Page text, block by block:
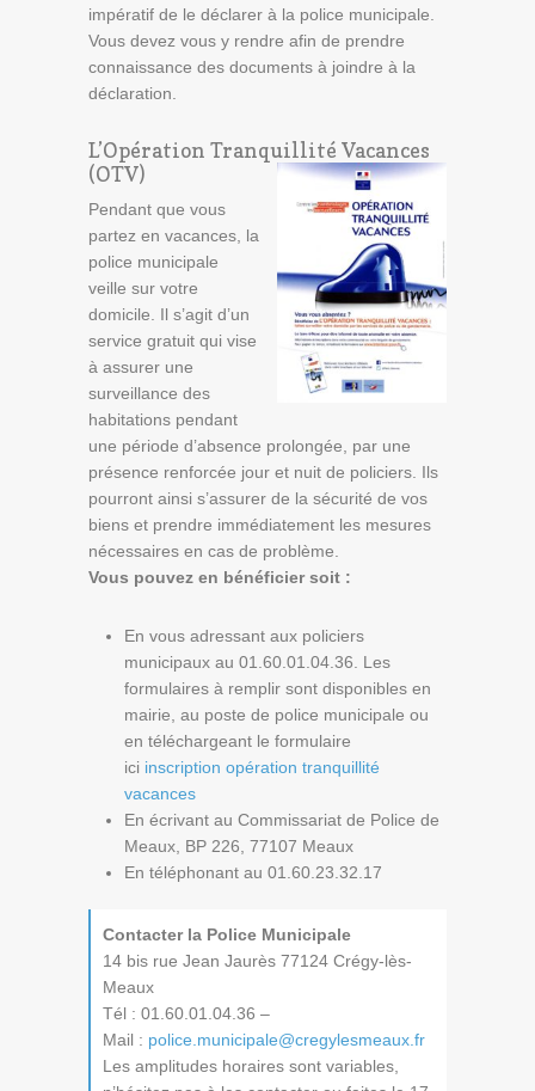
impératif de le déclarer à la police municipale.
Vous devez vous y rendre afin de prendre
connaissance des documents à joindre à la
déclaration.
L’Opération Tranquillité Vacances
(OTV)
Pendant que vous
partez en vacances, la
police municipale
veille sur votre
domicile. Il s’agit d’un
service gratuit qui vise
à assurer une
surveillance des
habitations pendant
une période d’absence prolongée, par une
présence renforcée jour et nuit de policiers. Ils
pourront ainsi s’assurer de la sécurité de vos
biens et prendre immédiatement les mesures
nécessaires en cas de problème.
Vous pouvez en bénéficier soit :
En vous adressant aux policiers
municipaux au 01.60.01.04.36. Les
formulaires à remplir sont disponibles en
mairie, au poste de police municipale ou
en téléchargeant le formulaire
ici inscription opération tranquillité
vacances
En écrivant au Commissariat de Police de
Meaux, BP 226, 77107 Meaux
En téléphonant au 01.60.23.32.17
Contacter la Police Municipale
14 bis rue Jean Jaurès 77124 Crégy-lès-
Meaux
Tél : 01.60.01.04.36 –
Mail : police.municipale@cregylesmeaux.fr
Les amplitudes horaires sont variables,